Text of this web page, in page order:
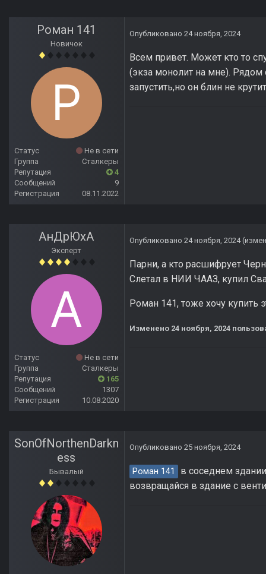
Роман 141
Новичок
Статус
Не в сети
Группа
Сталкеры
Репутация
4
Сообщений
9
Регистрация
08.11.2022
Опубликовано 24 ноября, 2024
Всем привет. Может кто то
(экза монолит на мне).
запустить,но он блин не
АнДрЮхА
Эксперт
Статус
Не в сети
Группа
Сталкеры
Репутация
165
Сообщений
1307
Регистрация
10.08.2020
Опубликовано 24 ноября, 2024
Парни, а кто расшифрует
Слетал в НИИ ЧААЗ, купил
Роман 141, тоже хочу купить
Изменено 24 ноября, 2024
SonOfNorthenDarkn
ess
Бывалый
Опубликовано 25 ноября, 2024
Роман 141
в соседнем
возвращайся в здание с